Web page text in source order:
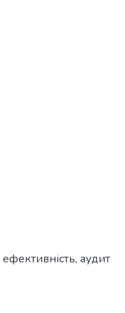
ефективність, аудит